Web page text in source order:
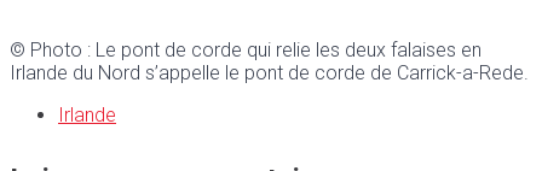
© Photo : Le pont de corde qui relie les deux falaises en
Irlande du Nord s’appelle le pont de corde de Carrick-a-Rede.
Irlande